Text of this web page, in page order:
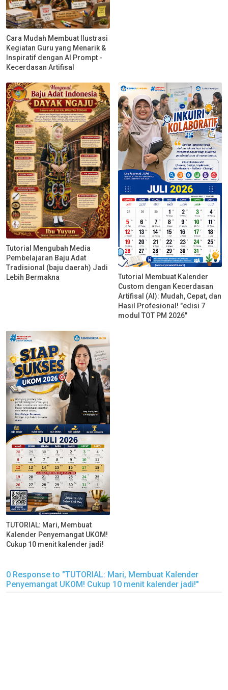
Cara Mudah Membuat Ilustrasi
Kegiatan Guru yang Menarik &
Inspiratif dengan AI Prompt -
Kecerdasan Artifisal
Tutorial Mengubah Media
Pembelajaran Baju Adat
Tradisional (baju daerah) Jadi
Lebih Bermakna
Tutorial Membuat Kalender
Custom dengan Kecerdasan
Artifisal (AI): Mudah, Cepat, dan
Hasil Profesional! "edisi 7
modul TOT PM 2026"
TUTORIAL: Mari, Membuat
Kalender Penyemangat UKOM!
Cukup 10 menit kalender jadi!
0 Response to "TUTORIAL: Mari, Membuat Kalender
Penyemangat UKOM! Cukup 10 menit kalender jadi!"